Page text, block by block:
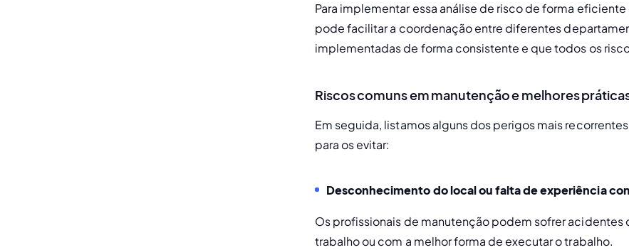
Para implementar essa análise de risco de forma
pode facilitar a coordenação entre diferentes
implementadas de forma consistente e que todos os
Riscos comuns em manutenção e melhores
Em seguida, listamos alguns dos perigos mais
para os evitar:
Desconhecimento do local ou falta de experiência
Os profissionais de manutenção podem sofrer
trabalho ou com a melhor forma de executar o trabalho.